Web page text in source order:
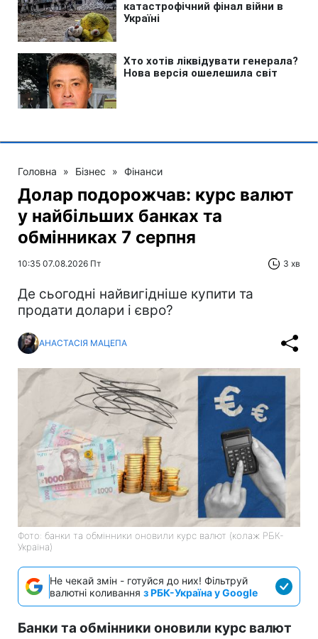
Головна » Бізнес » Фінанси
Долар подорожчав: курс валют
у найбільших банках та
обмінниках 7 серпня
10:35 07.08.2026 Пт 3 хв
Де сьогодні найвигідніше купити та
продати долари і євро?
АНАСТАСІЯ МАЦЕПА
Фото: банки та обмінники оновили курс валют (колаж РБК-
Україна)
Не чекай змін - готуйся до них! Фільтруй
валютні коливання з РБК-Україна у Google
Банки та обмінники оновили курс валют